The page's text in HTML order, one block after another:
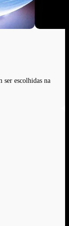
ser escolhidas na